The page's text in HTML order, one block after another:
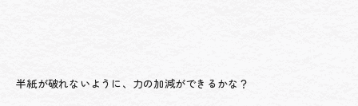
半紙が破れないように、力の加減ができるかな？